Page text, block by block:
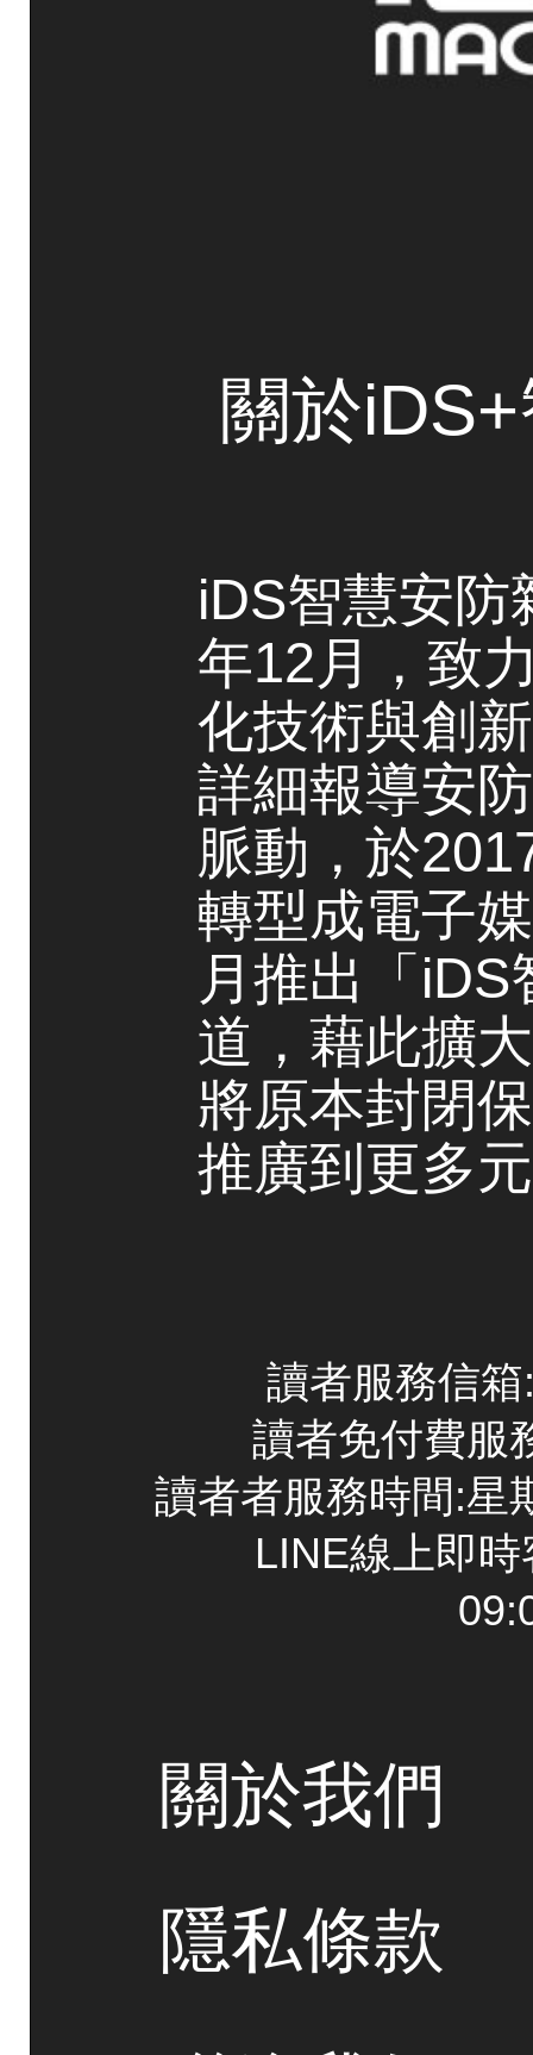
關於
iDS智慧安防
年12月，致
化技術與創
詳細報導安
脈動，於
轉型成電子
月推出「
道，藉此擴
將原本封閉
推廣到更多
讀者服務信
讀者免付費服
讀者者服務時間:星
LINE線上即
關於我們
隱私條款